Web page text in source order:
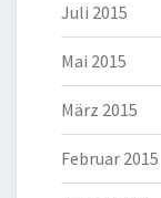
Juli 2015
Mai 2015
März 2015
Februar 2015